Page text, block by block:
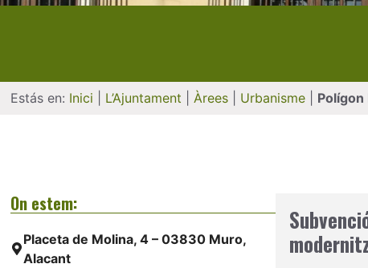
Estás en: Inici L’Ajuntament Àrees Urbanisme Polígon
On estem:
Placeta de Molina, 4 – 03830 Muro,
Alacant